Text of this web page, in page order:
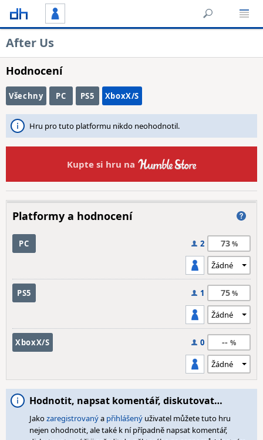
After Us
Hodnocení
Všechny PC PS5 XboxX/S
Hru pro tuto platformu nikdo neohodnotil.
Kupte si hru na
Platformy a hodnocení
PC 2 73
PS5 1 75
XboxX/S 0 --
Hodnotit, napsat komentář, diskutovat…
Jakozaregistrovanýa přihlášený uživatel můžete tuto hru
nejen ohodnotit, ale také k ní případně napsat komentář,